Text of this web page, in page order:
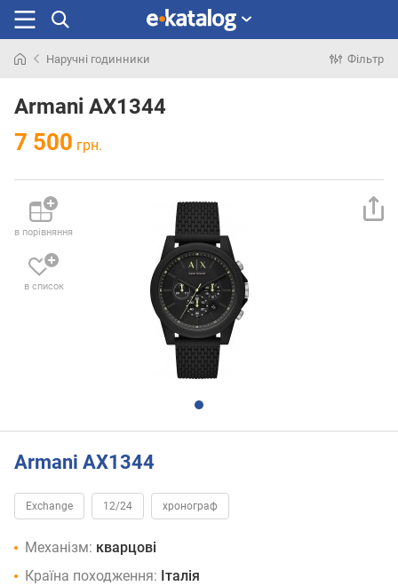
раніше
Наручні годинники Фільтр
Armani AX1344
7 500 грн.
в порівняння
в список
Armani AX1344
Exchange 12/24 хронограф
Механізм: кварцові
Країна походження: Італія